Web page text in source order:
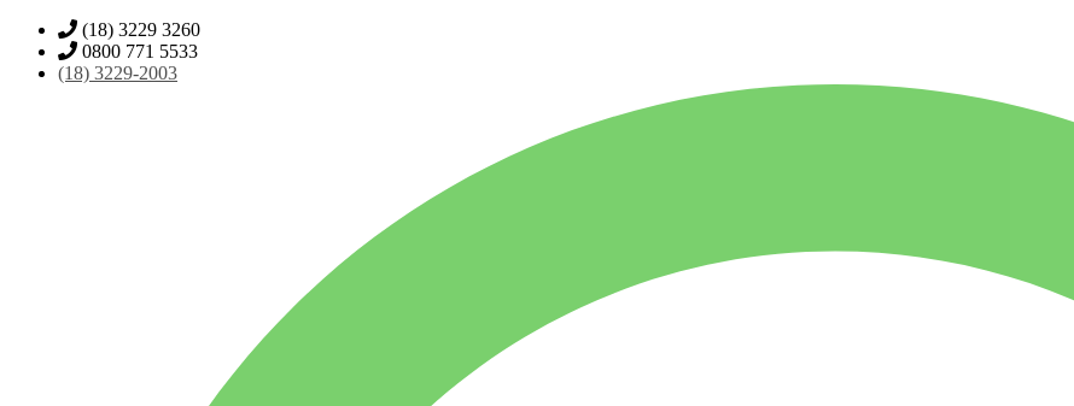
(18) 3229 3260
0800 771 5533
(18) 3229-2003